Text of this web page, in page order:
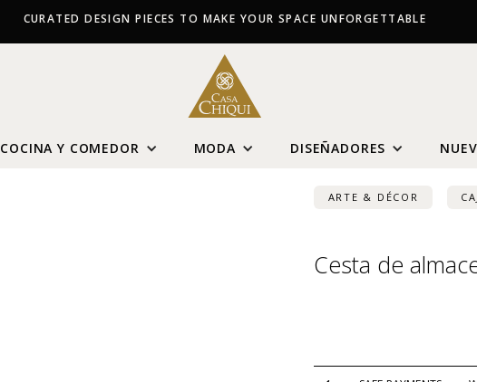
CURATED DESIGN PIECES TO MAKE YOUR SPACE UNFORGETTABLE
COCINA Y COMEDOR MODA DISEÑADORES
ARTE & DÉCOR
Cesta de